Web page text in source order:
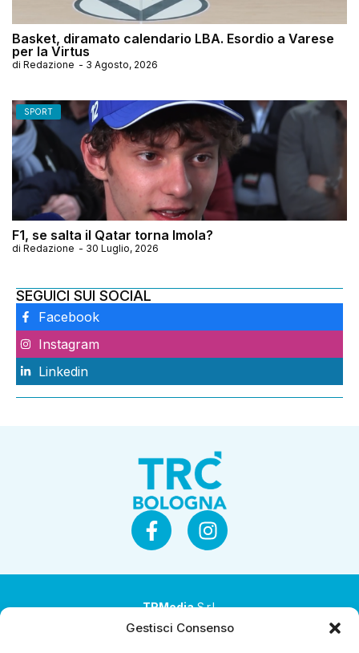
Gestisci Consenso
Basket, diramato calendario LBA. Esordio a Varese
per la Virtus
di Redazione - 3 Agosto, 2026
SPORT
F1, se salta il Qatar torna Imola?
di Redazione - 30 Luglio, 2026
SEGUICI SUI SOCIAL
Facebook
Instagram
Linkedin
TRMediaS.r.l.
Società a socio unico